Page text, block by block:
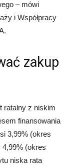
– mówi
i Współpracy
zakup
ratalny z niskim
finansowania
3,99% (okres
4,99% (okres
niska rata